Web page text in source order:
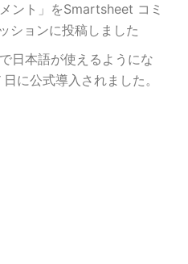
ント」をSmartsheet コミ
ションに投稿しました
日本語が使えるようにな
に公式導入されました。